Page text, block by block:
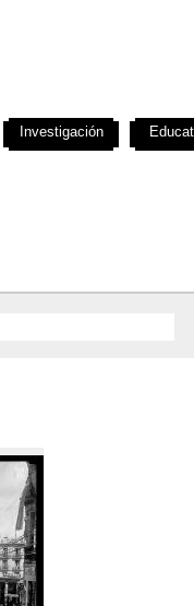
Investigación